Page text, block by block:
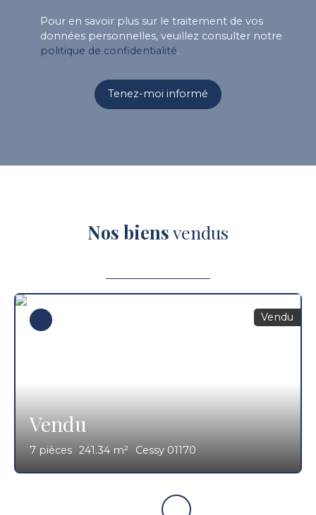
Pour en savoir plus sur le traitement de vos
données personnelles, veuillez consulter notre
politique de confidentialité.
Tenez-moi informé
Nos biensvendus
Vendu
7 pièces 241.34 m² Cessy 01170
Vendu